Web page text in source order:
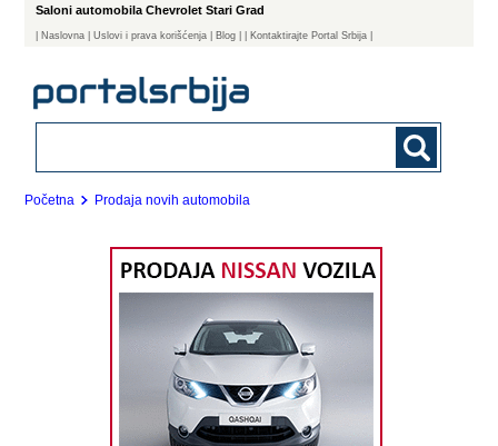
Saloni automobila Chevrolet Stari Grad
Naslovna | Uslovi i prava korišćenja Blog | Kontaktirajte Portal Srbija |
Početna Prodaja novih automobila